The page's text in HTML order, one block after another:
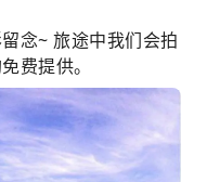
念~ 旅途中我们会拍
费提供。